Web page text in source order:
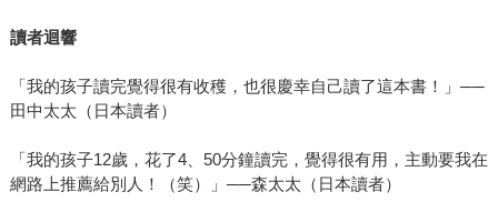
讀者迴響
「我的孩子讀完覺得很有收穫，也很慶幸自己讀了這本書！」──
田中太太（日本讀者）
「我的孩子12歲，花了4、50分鐘讀完，覺得很有用，主動要我在
網路上推薦給別人！（笑）」──森太太（日本讀者）